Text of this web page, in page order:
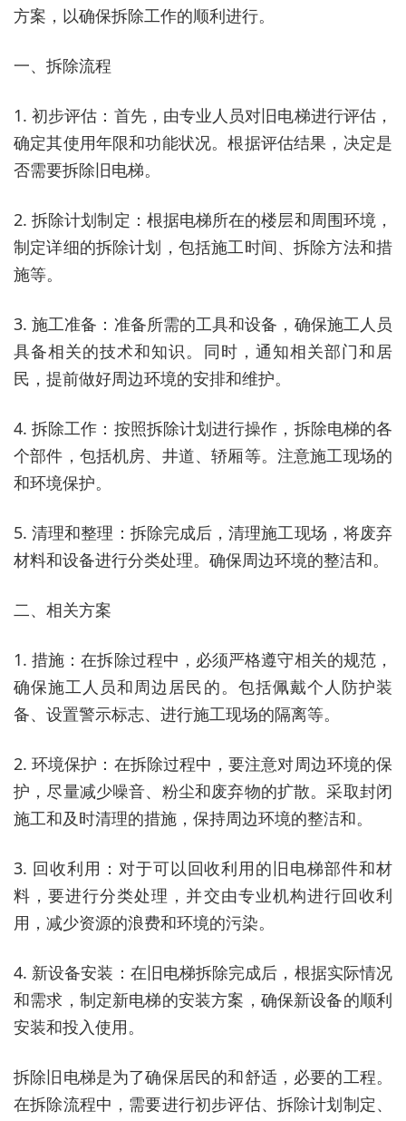
方案，以确保拆除工作的顺利进行。
一、拆除流程
1. 初步评估：首先，由专业人员对旧电梯进行评估，
确定其使用年限和功能状况。根据评估结果，决定是
否需要拆除旧电梯。
2. 拆除计划制定：根据电梯所在的楼层和周围环境，
制定详细的拆除计划，包括施工时间、拆除方法和措
施等。
3. 施工准备：准备所需的工具和设备，确保施工人员
具备相关的技术和知识。同时，通知相关部门和居
民，提前做好周边环境的安排和维护。
4. 拆除工作：按照拆除计划进行操作，拆除电梯的各
个部件，包括机房、井道、轿厢等。注意施工现场的
和环境保护。
5. 清理和整理：拆除完成后，清理施工现场，将废弃
材料和设备进行分类处理。确保周边环境的整洁和。
二、相关方案
1. 措施：在拆除过程中，必须严格遵守相关的规范，
确保施工人员和周边居民的。包括佩戴个人防护装
备、设置警示标志、进行施工现场的隔离等。
2. 环境保护：在拆除过程中，要注意对周边环境的保
护，尽量减少噪音、粉尘和废弃物的扩散。采取封闭
施工和及时清理的措施，保持周边环境的整洁和。
3. 回收利用：对于可以回收利用的旧电梯部件和材
料，要进行分类处理，并交由专业机构进行回收利
用，减少资源的浪费和环境的污染。
4. 新设备安装：在旧电梯拆除完成后，根据实际情况
和需求，制定新电梯的安装方案，确保新设备的顺利
安装和投入使用。
拆除旧电梯是为了确保居民的和舒适，必要的工程。
在拆除流程中，需要进行初步评估、拆除计划制定、